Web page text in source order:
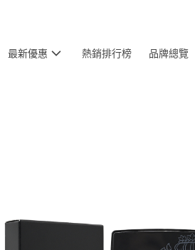
最新優惠 熱銷排行榜 品牌總覽